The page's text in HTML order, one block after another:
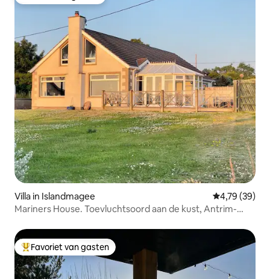
Villa in Islandmagee Gemiddelde
4,79 (39)
Mariners House. Toevluchtsoord aan de kust, Antrim-
Topfavoriet van gasten
Favoriet van gasten